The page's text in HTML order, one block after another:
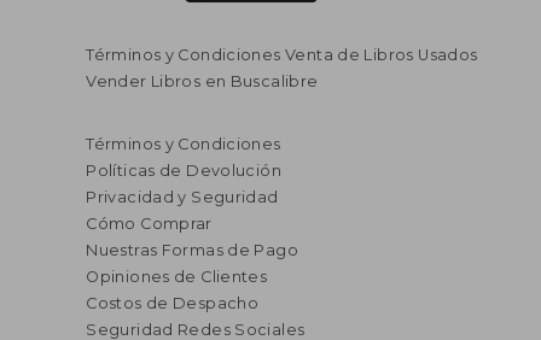
45%
dcto.
$ 202.360
$ 111.298
Términos y Condiciones Venta de Libros Usados
Vender Libros en Buscalibre
Términos y Condiciones
Políticas de Devolución
Privacidad y Seguridad
Cómo Comprar
Nuestras Formas de Pago
Opiniones de Clientes
Costos de Despacho
Seguridad Redes Sociales